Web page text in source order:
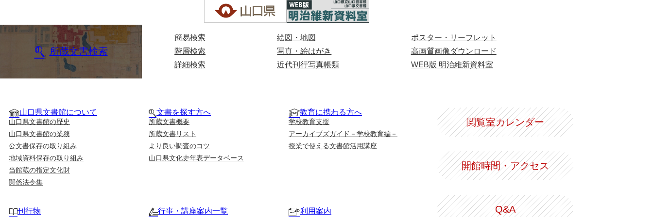
所蔵文書検索
簡易検索
階層検索
詳細検索
絵図・地図
写真・絵はがき
近代刊行写真帳類
ポスター・リーフレット
高画質画像ダウンロード
WEB版 明治維新資料室
山口県文書館について
山口県文書館の歴史
山口県文書館の業務
公文書保存の取り組み
地域資料保存の取り組み
当館蔵の指定文化財
関係法令集
文書を探す方へ
所蔵文書概要
所蔵文書リスト
より良い調査のコツ
山口県文化史年表データベース
教育に携わる方へ
学校教育支援
アーカイブズガイド－学校教育編－
授業で使える文書館活用講座
刊行物 行事・講座案内一覧 利用案内
閲覧室カレンダー
開館時間・アクセス
Q&A